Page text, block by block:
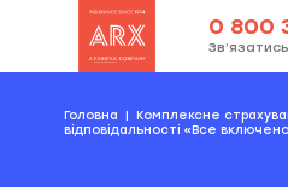
0 800
Головна
Комплексне
відповідальності «Все